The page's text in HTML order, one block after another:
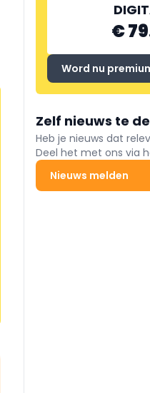
€
Word nu
Zelf nieuws te
Heb je nieuws dat
Deel het met ons via
Nieuws melden